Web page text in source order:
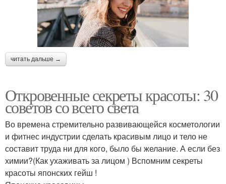
читать дальше →
Откровенные секреты красоты: 30
советов со всего света
Во времена стремительно развивающейся косметологии
и фитнес индустрии сделать красивым лицо и тело не
составит труда ни для кого, было бы желание. А если без
химии?(Как ухаживать за лицом ) Вспомним секреты
красоты японских гейш !